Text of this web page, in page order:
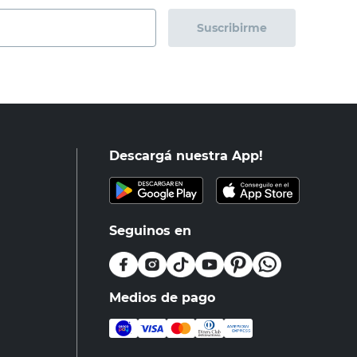
Suscribirme
Descargá nuestra App!
Seguinos en
Medios de pago